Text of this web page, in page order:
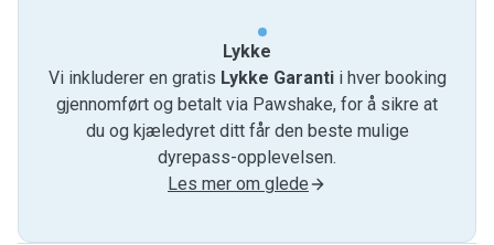
Lykke
Vi inkluderer en gratis Lykke Garantii hver booking
gjennomført og betalt via Pawshake, for å sikre at
du og kjæledyret ditt får den beste mulige
dyrepass-opplevelsen.
Les mer om glede